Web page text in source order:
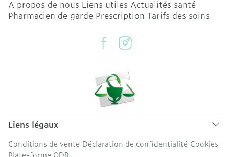
A propos de nous Liens utiles Actualités santé
Pharmacien de garde Prescription Tarifs des soins
Liens légaux
Conditions de vente Déclaration de confidentialité Cookies
Plate-forme ODR